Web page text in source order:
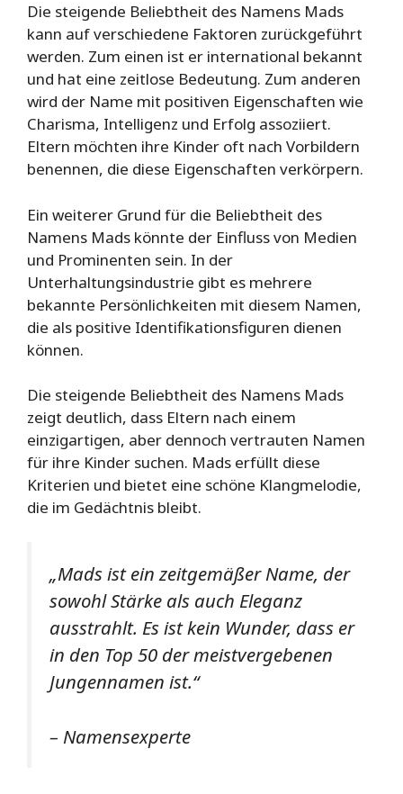
Die steigende Beliebtheit des Namens Mads
kann auf verschiedene Faktoren zurückgeführt
werden. Zum einen ist er international bekannt
und hat eine zeitlose Bedeutung. Zum anderen
wird der Name mit positiven Eigenschaften wie
Charisma, Intelligenz und Erfolg assoziiert.
Eltern möchten ihre Kinder oft nach Vorbildern
benennen, die diese Eigenschaften verkörpern.
Ein weiterer Grund für die Beliebtheit des
Namens Mads könnte der Einfluss von Medien
und Prominenten sein. In der
Unterhaltungsindustrie gibt es mehrere
bekannte Persönlichkeiten mit diesem Namen,
die als positive Identifikationsfiguren dienen
können.
Die steigende Beliebtheit des Namens Mads
zeigt deutlich, dass Eltern nach einem
einzigartigen, aber dennoch vertrauten Namen
für ihre Kinder suchen. Mads erfüllt diese
Kriterien und bietet eine schöne Klangmelodie,
die im Gedächtnis bleibt.
„Mads ist ein zeitgemäßer Name, der
sowohl Stärke als auch Eleganz
ausstrahlt. Es ist kein Wunder, dass er
in den Top 50 der meistvergebenen
Jungennamen ist.“
– Namensexperte